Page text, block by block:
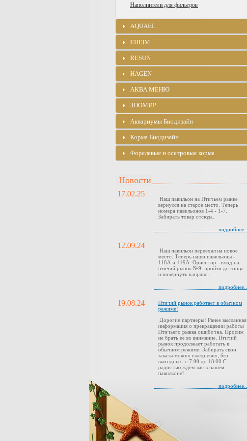
Наполнители для фильтров
AQUAEL
EHEIM
RESUN
HAGEN
АКВА МЕНЮ
ЗООМИР
Аквариумы Биодизайн
Корма Биодизайн
Форелевые и осетровые корма
Новости
17.02.25
Наш павильон на Птичьем рынке
вернулся на старое место. Теперь
номера павильонов 1-4 - 1-7.
Забирать товар отсюда.
подробнее...
12.09.24
Наш павильон переехал на новое
место. Теперь наши павильоны -
118А и 119А. Ориентир - вход на
птичий рынок №9, пройти до конца
и повернуть направо.
подробнее...
19.08.24
Птичий рынок работает в обычном
режиме!
Дорогие партнеры! Ранее высланная
информация о прекращении работы
Птичьего рынка ошибочна. Просим
не брать ее во внимание. Птичий
рынок продолжает работать в
обычном режиме. Забирать свои
заказы можно ежедневно, без
выходных, с 7.00 до 18.00 С
радостью ждём вас в нашем
павильоне!
подробнее...